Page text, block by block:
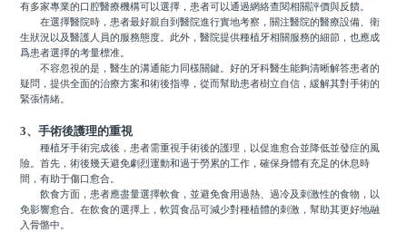
有多家專業的口腔醫療機構可以選擇，患者可以通過網絡查閱相關評價與反饋。
在選擇醫院時，患者最好親自到醫院進行實地考察，關注醫院的醫療設備、衛
生狀況以及醫護人員的服務態度。此外，醫院提供種植牙相關服務的細節，也應成
爲患者選擇的考量標准。
不容忽視的是，醫生的溝通能力同樣關鍵。好的牙科醫生能夠清晰解答患者的
疑問，提供全面的治療方案和術後指導，從而幫助患者樹立自信，緩解其對手術的
緊張情緒。
3、手術後護理的重視
種植牙手術完成後，患者需重視手術後的護理，以促進愈合並降低並發症的風
險。首先，術後幾天避免劇烈運動和過于勞累的工作，確保身體有充足的休息時
間，有助于傷口愈合。
飲食方面，患者應盡量選擇軟食，並避免食用過熱、過冷及刺激性的食物，以
免影響愈合。在飲食的選擇上，軟質食品可減少對種植體的刺激，幫助其更好地融
入骨骼中。